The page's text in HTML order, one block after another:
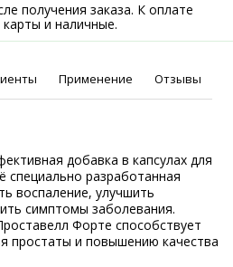
получения заказа. К оплате
и наличные.
Применение Отзывы
добавка в капсулах для
специально разработанная
воспаление, улучшить
симптомы заболевания.
Форте способствует
простаты и повышению качества